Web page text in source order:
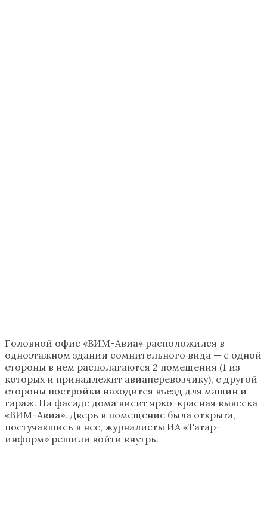
Головной офис «ВИМ-Авиа» расположился в
одноэтажном здании сомнительного вида — с одной
стороны в нем располагаются 2 помещения (1 из
которых и принадлежит авиаперевозчику), с другой
стороны постройки находится въезд для машин и
гараж. На фасаде дома висит ярко-красная вывеска
«ВИМ-Авиа». Дверь в помещение была открыта,
постучавшись в нее, журналисты ИА «Татар-
информ» решили войти внутрь.